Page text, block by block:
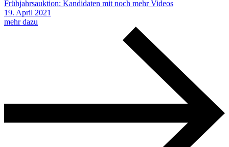
Frühjahrsauktion: Kandidaten mit noch mehr Videos
19. April 2021
mehr dazu